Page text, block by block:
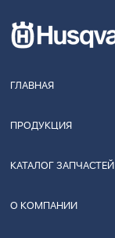
ГЛАВНАЯ
ПРОДУКЦИЯ
КАТАЛОГ ЗАПЧАСТЕЙ
О КОМПАНИИ